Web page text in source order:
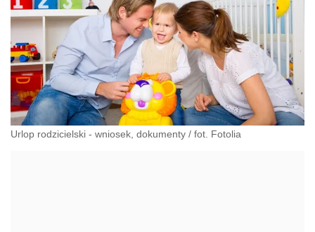
Urlop rodzicielski - wniosek, dokumenty / fot. Fotolia